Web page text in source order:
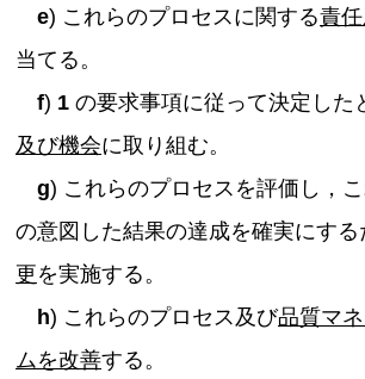
e) これらのプロセスに関する責
当てる。
f) 1 の要求事項に従って決定した
及び機会に取り組む。
g) これらのプロセスを評価し，
の意図した結果の達成を確実にする
更を実施する。
h) これらのプロセス及び品質マ
ムを改善する。